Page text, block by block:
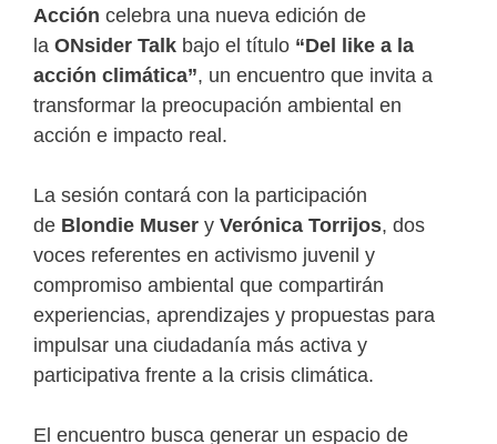
Acción celebra una nueva edición de
la ONsider Talk bajo el título “Del like a la
acción climática”, un encuentro que invita a
transformar la preocupación ambiental en
acción e impacto real.
La sesión contará con la participación
de Blondie Muser y Verónica Torrijos, dos
voces referentes en activismo juvenil y
compromiso ambiental que compartirán
experiencias, aprendizajes y propuestas para
impulsar una ciudadanía más activa y
participativa frente a la crisis climática.
El encuentro busca generar un espacio de